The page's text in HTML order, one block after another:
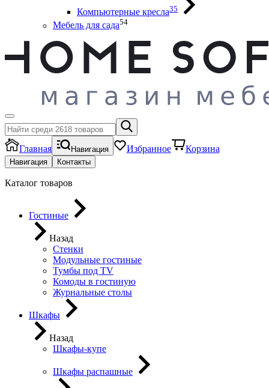
Компьютерные кресла35
Мебель для сада54
Главная Навигация Избранное Корзина
Навигация Контакты
Каталог товаров
Гостиные
Назад
Стенки
Модульные гостиные
Тумбы под ТV
Комоды в гостиную
Журнальные столы
Шкафы
Назад
Шкафы-купе
Шкафы распашные